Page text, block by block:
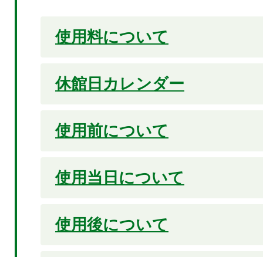
使用料について
休館日カレンダー
使用前について
使用当日について
使用後について